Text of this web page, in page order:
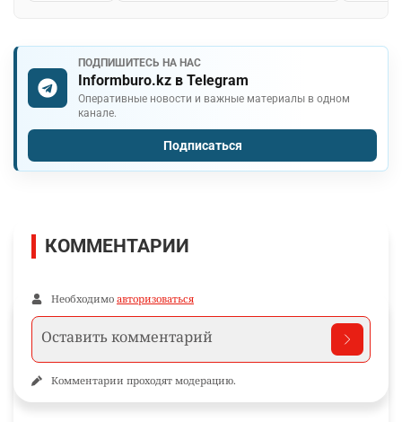
ПОДПИШИТЕСЬ НА НАС
Informburo.kz в Telegram
Оперативные новости и важные материалы в одном
канале.
Подписаться
КОММЕНТАРИИ
Необходимо авторизоваться
Комментарии проходят модерацию.